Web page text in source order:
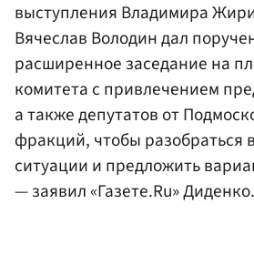
выступления Владимира
Вячеслав Володин дал
расширенное заседание на
комитета с привлечением
а также депутатов от
фракций, чтобы разобраться
ситуации и предложить
— заявил «Газете.Ru» Диденко.